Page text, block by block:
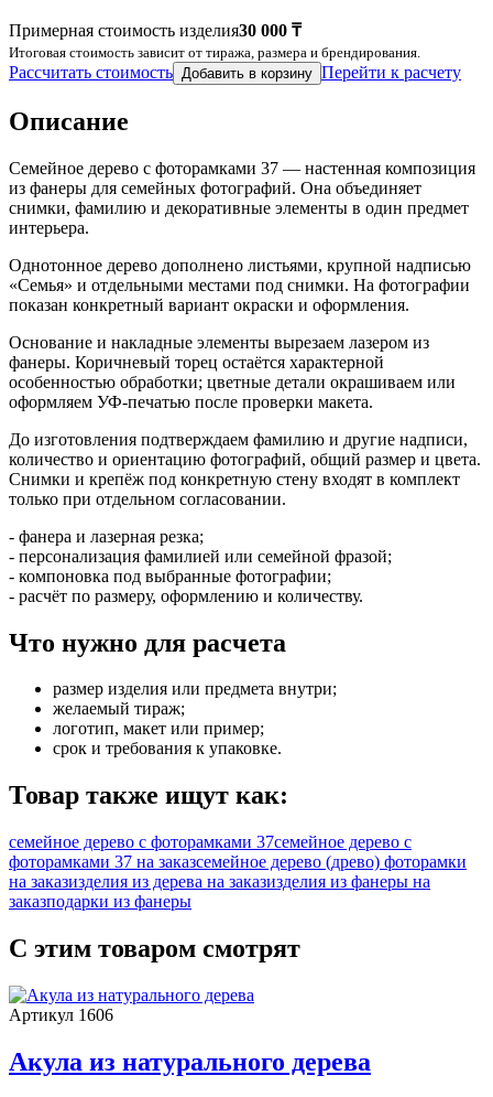
Примерная стоимость изделия30 000 ₸
Итоговая стоимость зависит от тиража, размера и брендирования.
Рассчитать стоимость Добавить в корзину Перейти к расчету
Описание
Семейное дерево с фоторамками 37 — настенная композиция
из фанеры для семейных фотографий. Она объединяет
снимки, фамилию и декоративные элементы в один предмет
интерьера.
Однотонное дерево дополнено листьями, крупной надписью
«Семья» и отдельными местами под снимки. На фотографии
показан конкретный вариант окраски и оформления.
Основание и накладные элементы вырезаем лазером из
фанеры. Коричневый торец остаётся характерной
особенностью обработки; цветные детали окрашиваем или
оформляем УФ-печатью после проверки макета.
До изготовления подтверждаем фамилию и другие надписи,
количество и ориентацию фотографий, общий размер и цвета.
Снимки и крепёж под конкретную стену входят в комплект
только при отдельном согласовании.
- фанера и лазерная резка;
- персонализация фамилией или семейной фразой;
- компоновка под выбранные фотографии;
- расчёт по размеру, оформлению и количеству.
Что нужно для расчета
размер изделия или предмета внутри;
желаемый тираж;
логотип, макет или пример;
срок и требования к упаковке.
Товар также ищут как:
семейное дерево с фоторамками 37семейное дерево с
фоторамками 37 на заказсемейное дерево (древо) фоторамки
на заказизделия из дерева на заказизделия из фанеры на
заказподарки из фанеры
С этим товаром смотрят
Артикул 1606
Акула из натурального дерева